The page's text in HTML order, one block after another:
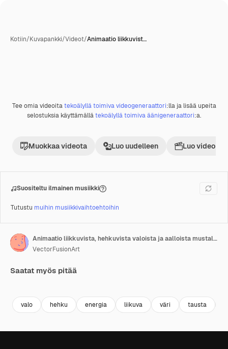
Kotiin/Kuvapankki/Videot/Animaatio liikkuvist…
PremiumTekoälyn luoma
Tee omia videoitatekoälyllä toimiva videogeneraattori:lla ja lisää upeita
selostuksia käyttämällätekoälyllä toimiva äänigeneraattori:a.
Muokkaa videota Luo uudelleen Luo
Suositeltu ilmainen musiikki
Tutustu muihin musiikkivaihtoehtoihin
Animaatio liikkuvista, hehkuvista valoista ja aalloista mustalla taustalla.
VectorFusionArt
Saatat myös pitää
valo hehku energia liikuva väri tausta